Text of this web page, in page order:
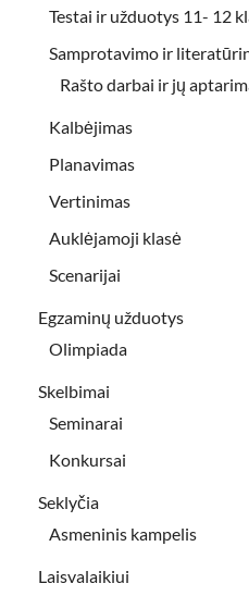
Testai ir užduotys 11- 12
Samprotavimo ir
Rašto darbai ir jų
Kalbėjimas
Planavimas
Vertinimas
Auklėjamoji klasė
Scenarijai
Egzaminų užduotys
Olimpiada
Skelbimai
Seminarai
Konkursai
Seklyčia
Asmeninis kampelis
Laisvalaikiui